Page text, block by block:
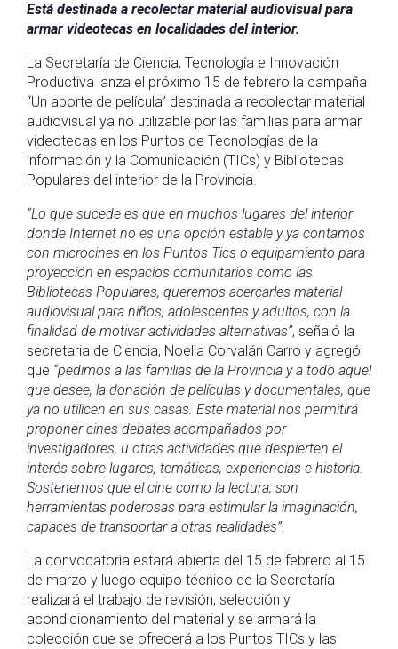
Está destinada a recolectar material audiovisual para
armar videotecas en localidades del interior.
La Secretaría de Ciencia, Tecnología e Innovación
Productiva lanza el próximo 15 de febrero la campaña
“Un aporte de película” destinada a recolectar material
audiovisual ya no utilizable por las familias para armar
videotecas en los Puntos de Tecnologías de la
información y la Comunicación (TICs) y Bibliotecas
Populares del interior de la Provincia.
“Lo que sucede es que en muchos lugares del interior
donde Internet no es una opción estable y ya contamos
con microcines en los Puntos Tics o equipamiento para
proyección en espacios comunitarios como las
Bibliotecas Populares, queremos acercarles material
audiovisual para niños, adolescentes y adultos, con la
finalidad de motivar actividades alternativas”, señaló la
secretaria de Ciencia, Noelia Corvalán Carro y agregó
que “pedimos a las familias de la Provincia y a todo aquel
que desee, la donación de películas y documentales, que
ya no utilicen en sus casas. Este material nos permitirá
proponer cines debates acompañados por
investigadores, u otras actividades que despierten el
interés sobre lugares, temáticas, experiencias e historia.
Sostenemos que el cine como la lectura, son
herramientas poderosas para estimular la imaginación,
capaces de transportar a otras realidades”.
La convocatoria estará abierta del 15 de febrero al 15
de marzo y luego equipo técnico de la Secretaría
realizará el trabajo de revisión, selección y
acondicionamiento del material y se armará la
colección que se ofrecerá a los Puntos TICs y las